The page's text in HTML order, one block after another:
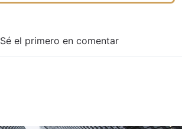
Sé el primero en comentar